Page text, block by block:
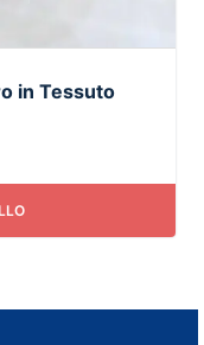
in Tessuto